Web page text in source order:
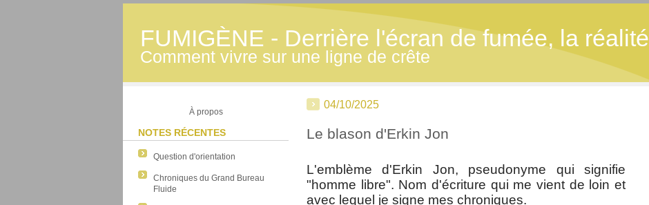
FUMIGÈNE - Derrière l'écran de fumée, la réalité
Comment vivre sur une ligne de crête
À propos
NOTES RÉCENTES
Question d'orientation
Chroniques du Grand Bureau
Fluide
04/10/2025
Le blason d'Erkin Jon
L'emblème d'Erkin Jon, pseudonyme qui signifie
"homme libre". Nom d'écriture qui me vient de loin et
avec lequel je signe mes chroniques.